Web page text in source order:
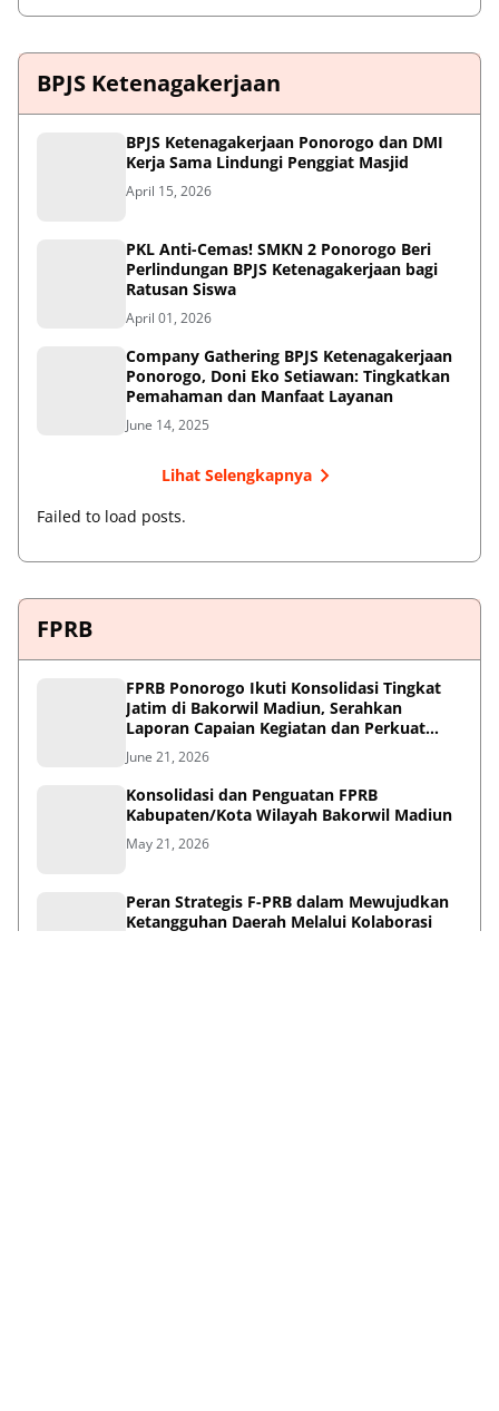
BPJS Ketenagakerjaan
BPJS Ketenagakerjaan Ponorogo dan DMI
Kerja Sama Lindungi Penggiat Masjid
April 15, 2026
PKL Anti-Cemas! SMKN 2 Ponorogo Beri
Perlindungan BPJS Ketenagakerjaan bagi
Ratusan Siswa
April 01, 2026
Company Gathering BPJS Ketenagakerjaan
Ponorogo, Doni Eko Setiawan: Tingkatkan
Pemahaman dan Manfaat Layanan
June 14, 2025
Lihat Selengkapnya
Failed to load posts.
FPRB
FPRB Ponorogo Ikuti Konsolidasi Tingkat
Jatim di Bakorwil Madiun, Serahkan
Laporan Capaian Kegiatan dan Perkuat
Sinergi Pentahelix
June 21, 2026
Konsolidasi dan Penguatan FPRB
Kabupaten/Kota Wilayah Bakorwil Madiun
May 21, 2026
Peran Strategis F-PRB dalam Mewujudkan
Ketangguhan Daerah Melalui Kolaborasi